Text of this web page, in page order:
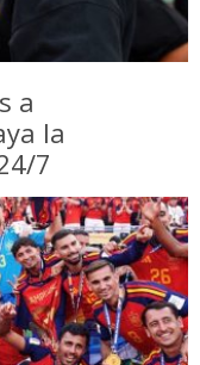
a
la
7